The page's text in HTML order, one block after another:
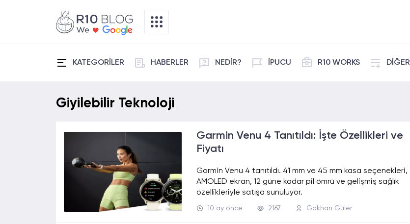
KATEGORİLER HABERLER NEDİR? İPUCU R10 WORKS DİĞER
Giyilebilir Teknoloji
Garmin Venu 4 Tanıtıldı: İşte Özellikleri ve
Fiyatı
Garmin Venu 4 tanıtıldı. 41 mm ve 45 mm kasa seçenekleri,
AMOLED ekran, 12 güne kadar pil ömrü ve gelişmiş sağlık
özellikleriyle satışa sunuluyor.
10 ay önce 2167 Gökhan Güler